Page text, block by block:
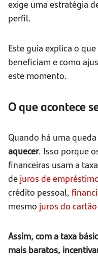
exige uma estratégia
perfil.
Este guia explica o
beneficiam e como
este momento.
O que acontece
Quando há uma queda
aquecer. Isso porque
financeiras usam a
de juros de
crédito pessoal,
mesmo juros do
Assim, com a taxa
mais baratos,